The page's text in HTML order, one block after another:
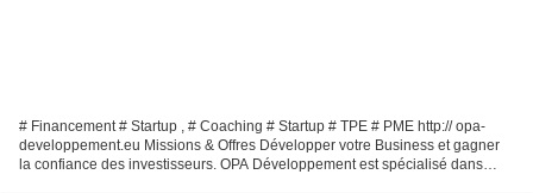
# Financement # Startup , # Coaching # Startup # TPE # PME http:// opa-
developpement.eu Missions & Offres Développer votre Business et gagner
la confiance des investisseurs. OPA Développement est spécialisé dans